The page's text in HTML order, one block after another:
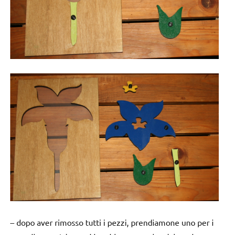
– dopo aver rimosso tutti i pezzi, prendiamone uno per i